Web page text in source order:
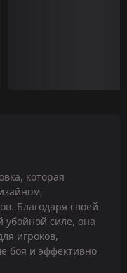
которая
Благодаря своей
убойной силе, она
игроков,
боя и эффективно